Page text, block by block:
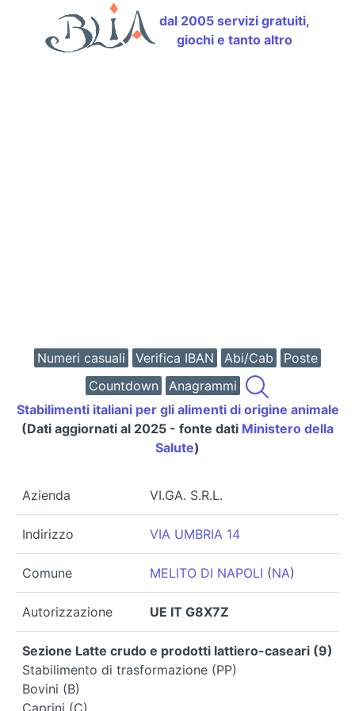
dal 2005 servizi gratuiti,
giochi e tanto altro
Numeri casuali Verifica IBAN Abi/Cab
Poste
Countdown
Anagrammi
Stabilimenti italiani per gli alimenti di origine animale
(Dati aggiornati al 2025 - fonte dati Ministero della
Salute)
Azienda VI.GA. S.R.L.
Indirizzo VIA UMBRIA 14
Comune MELITO DI NAPOLI (NA)
Autorizzazione UE IT G8X7Z
Sezione Latte crudo e prodotti lattiero-caseari (9)
Stabilimento di trasformazione (PP)
Bovini (B)
Caprini (C)